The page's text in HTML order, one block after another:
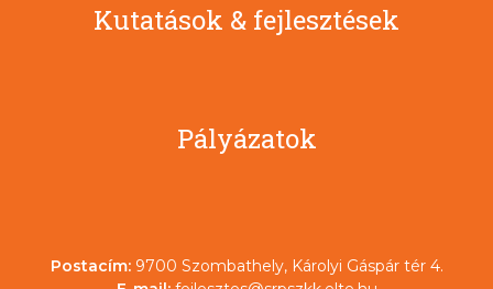
Kutatások & fejlesztések
Pályázatok
Postacím: 9700 Szombathely, Károlyi Gáspár tér 4.